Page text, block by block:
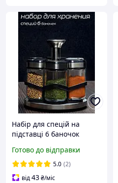
Набір для спецій на
підставці 6 баночок
спецій, Органайзер для
спецій і приправ,
Органайзер для спецій і
Готово до відправки
5.0 (2)
від43₴/міс